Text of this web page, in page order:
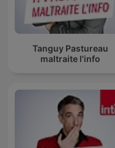
Tanguy Pastureau
maltraite l'info